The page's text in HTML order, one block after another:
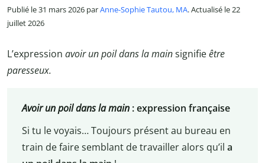
Publié le 31 mars 2026 parAnne-Sophie Tautou, MA. Actualisé le 22
juillet 2026
L’expression avoir un poil dans la mainsignifieêtre
paresseux.
Avoir un poil dans la main : expression française
Si tu le voyais… Toujours présent au bureau en
train de faire semblant de travailler alors qu’il a